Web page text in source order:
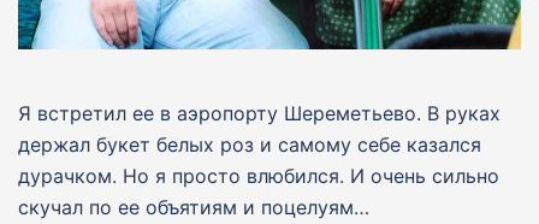
Я встретил ее в аэропорту Шереметьево. В руках
держал букет белых роз и самому себе казался
дурачком. Но я просто влюбился. И очень сильно
скучал по ее объятиям и поцелуям…